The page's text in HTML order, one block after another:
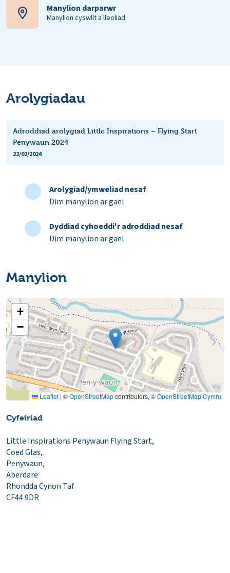
Manylion darparwr
Manylion cyswllt a lleoliad
Arolygiadau
Adroddiad arolygiad Little Inspirations – Flying Start
Penywaun 2024
22/02/2024
Arolygiad/ymweliad nesaf
Dim manylion ar gael
Dyddiad cyhoeddi'r adroddiad nesaf
Dim manylion ar gael
Manylion
+
−
Leaflet | ©OpenStreetMapcontributors, ©OpenStreetMap Cymru
Cyfeiriad
Little Inspirations Penywaun Flying Start,
Coed Glas,
Penywaun,
Aberdare
Rhondda Cynon Taf
CF44 9DR